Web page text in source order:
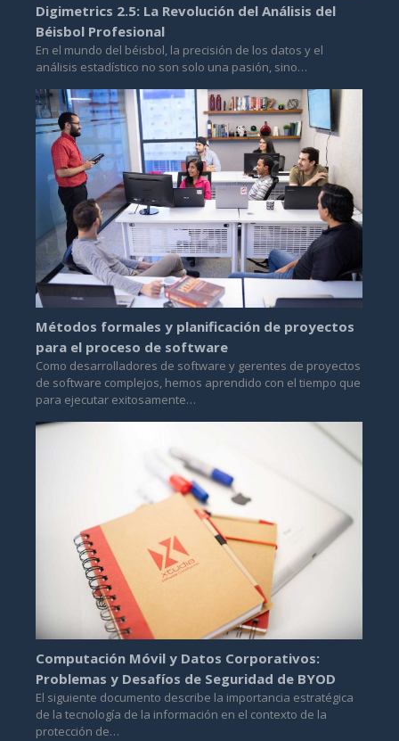
Digimetrics 2.5: La Revolución del Análisis del
Béisbol Profesional
En el mundo del béisbol, la precisión de los datos y el
análisis estadístico no son solo una pasión, sino…
Métodos formales y planificación de proyectos
para el proceso de software
Como desarrolladores de software y gerentes de proyectos
de software complejos, hemos aprendido con el tiempo que
para ejecutar exitosamente…
Computación Móvil y Datos Corporativos:
Problemas y Desafíos de Seguridad de BYOD
El siguiente documento describe la importancia estratégica
de la tecnología de la información en el contexto de la
protección de…